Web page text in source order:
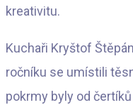
kreativitu.
Kuchaři Kryštof
ročníku se umístili
pokrmy byly od